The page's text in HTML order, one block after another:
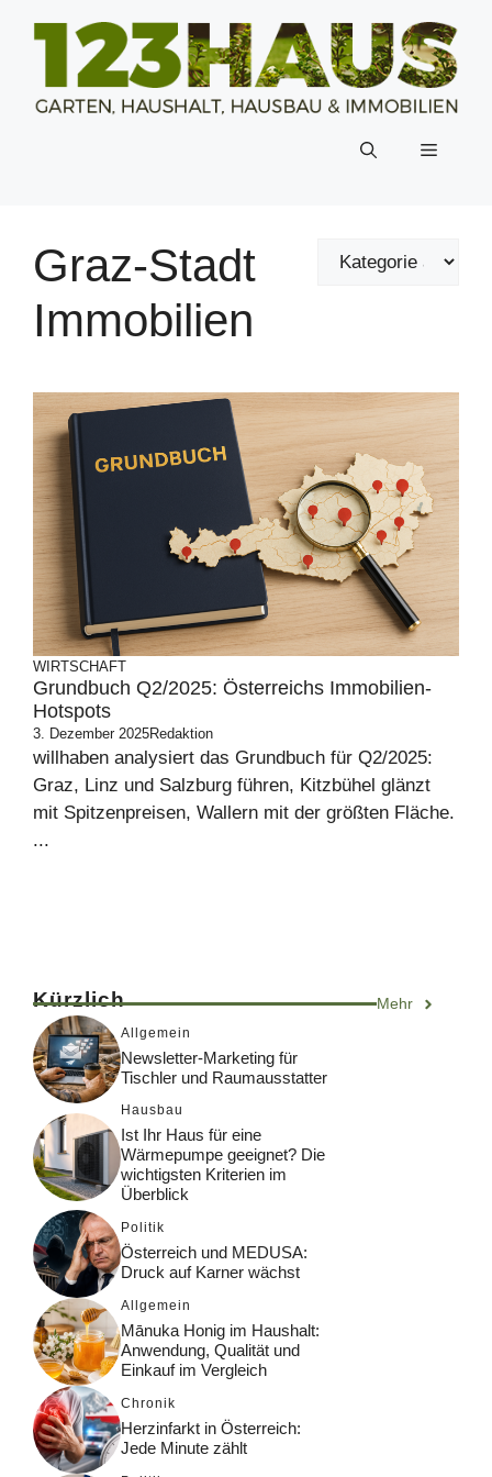
Inhalt
Menü
Graz-Stadt
Immobilien
WIRTSCHAFT
Grundbuch Q2/2025: Österreichs Immobilien-
Hotspots
3. Dezember 2025Redaktion
willhaben analysiert das Grundbuch für Q2/2025:
Graz, Linz und Salzburg führen, Kitzbühel glänzt
mit Spitzenpreisen, Wallern mit der größten Fläche.
...
Kürzlich Mehr
Allgemein
Newsletter-Marketing für
Tischler und Raumausstatter
Hausbau
Ist Ihr Haus für eine
Wärmepumpe geeignet? Die
wichtigsten Kriterien im
Überblick
Politik
Österreich und MEDUSA:
Druck auf Karner wächst
Allgemein
Mānuka Honig im Haushalt:
Anwendung, Qualität und
Einkauf im Vergleich
Chronik
Herzinfarkt in Österreich:
Jede Minute zählt